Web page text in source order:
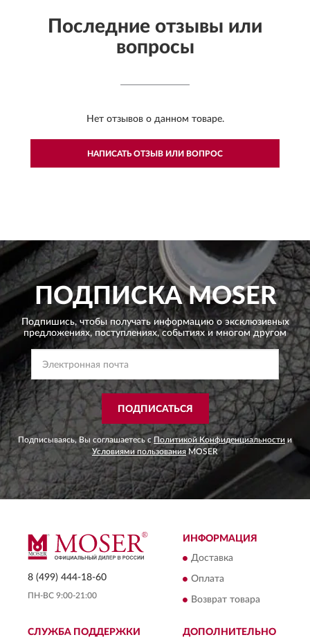
Последние отзывы или
вопросы
Нет отзывов о данном товаре.
НАПИСАТЬ ОТЗЫВ ИЛИ ВОПРОС
ПОДПИСКАMOSER
Подпишись, чтобы получать информацию о эксклюзивных
предложениях,поступлениях, событиях и многом другом
ПОДПИСАТЬСЯ
Подписываясь, Вы соглашаетесь с Политикой Конфиденциальности и
Условиями пользованияMOSER
8 (499) 444-18-60
ПН-ВС 9:00-21:00
ИНФОРМАЦИЯ
Доставка
Оплата
Возврат товара
СЛУЖБА ПОДДЕРЖКИ ДОПОЛНИТЕЛЬНО